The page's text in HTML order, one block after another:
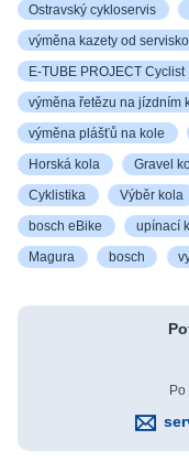
Ostravský cykloservis
výměna kazety od
E-TUBE PROJECT Cyclist
výměna řetězu na jízdním
výměna plášťů na kole
Horská kola Gravel
Cyklistika Výběr kola
bosch eBike upínací
Magura bosch